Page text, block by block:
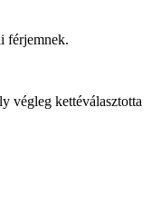
férjemnek.
végleg kettéválasztotta